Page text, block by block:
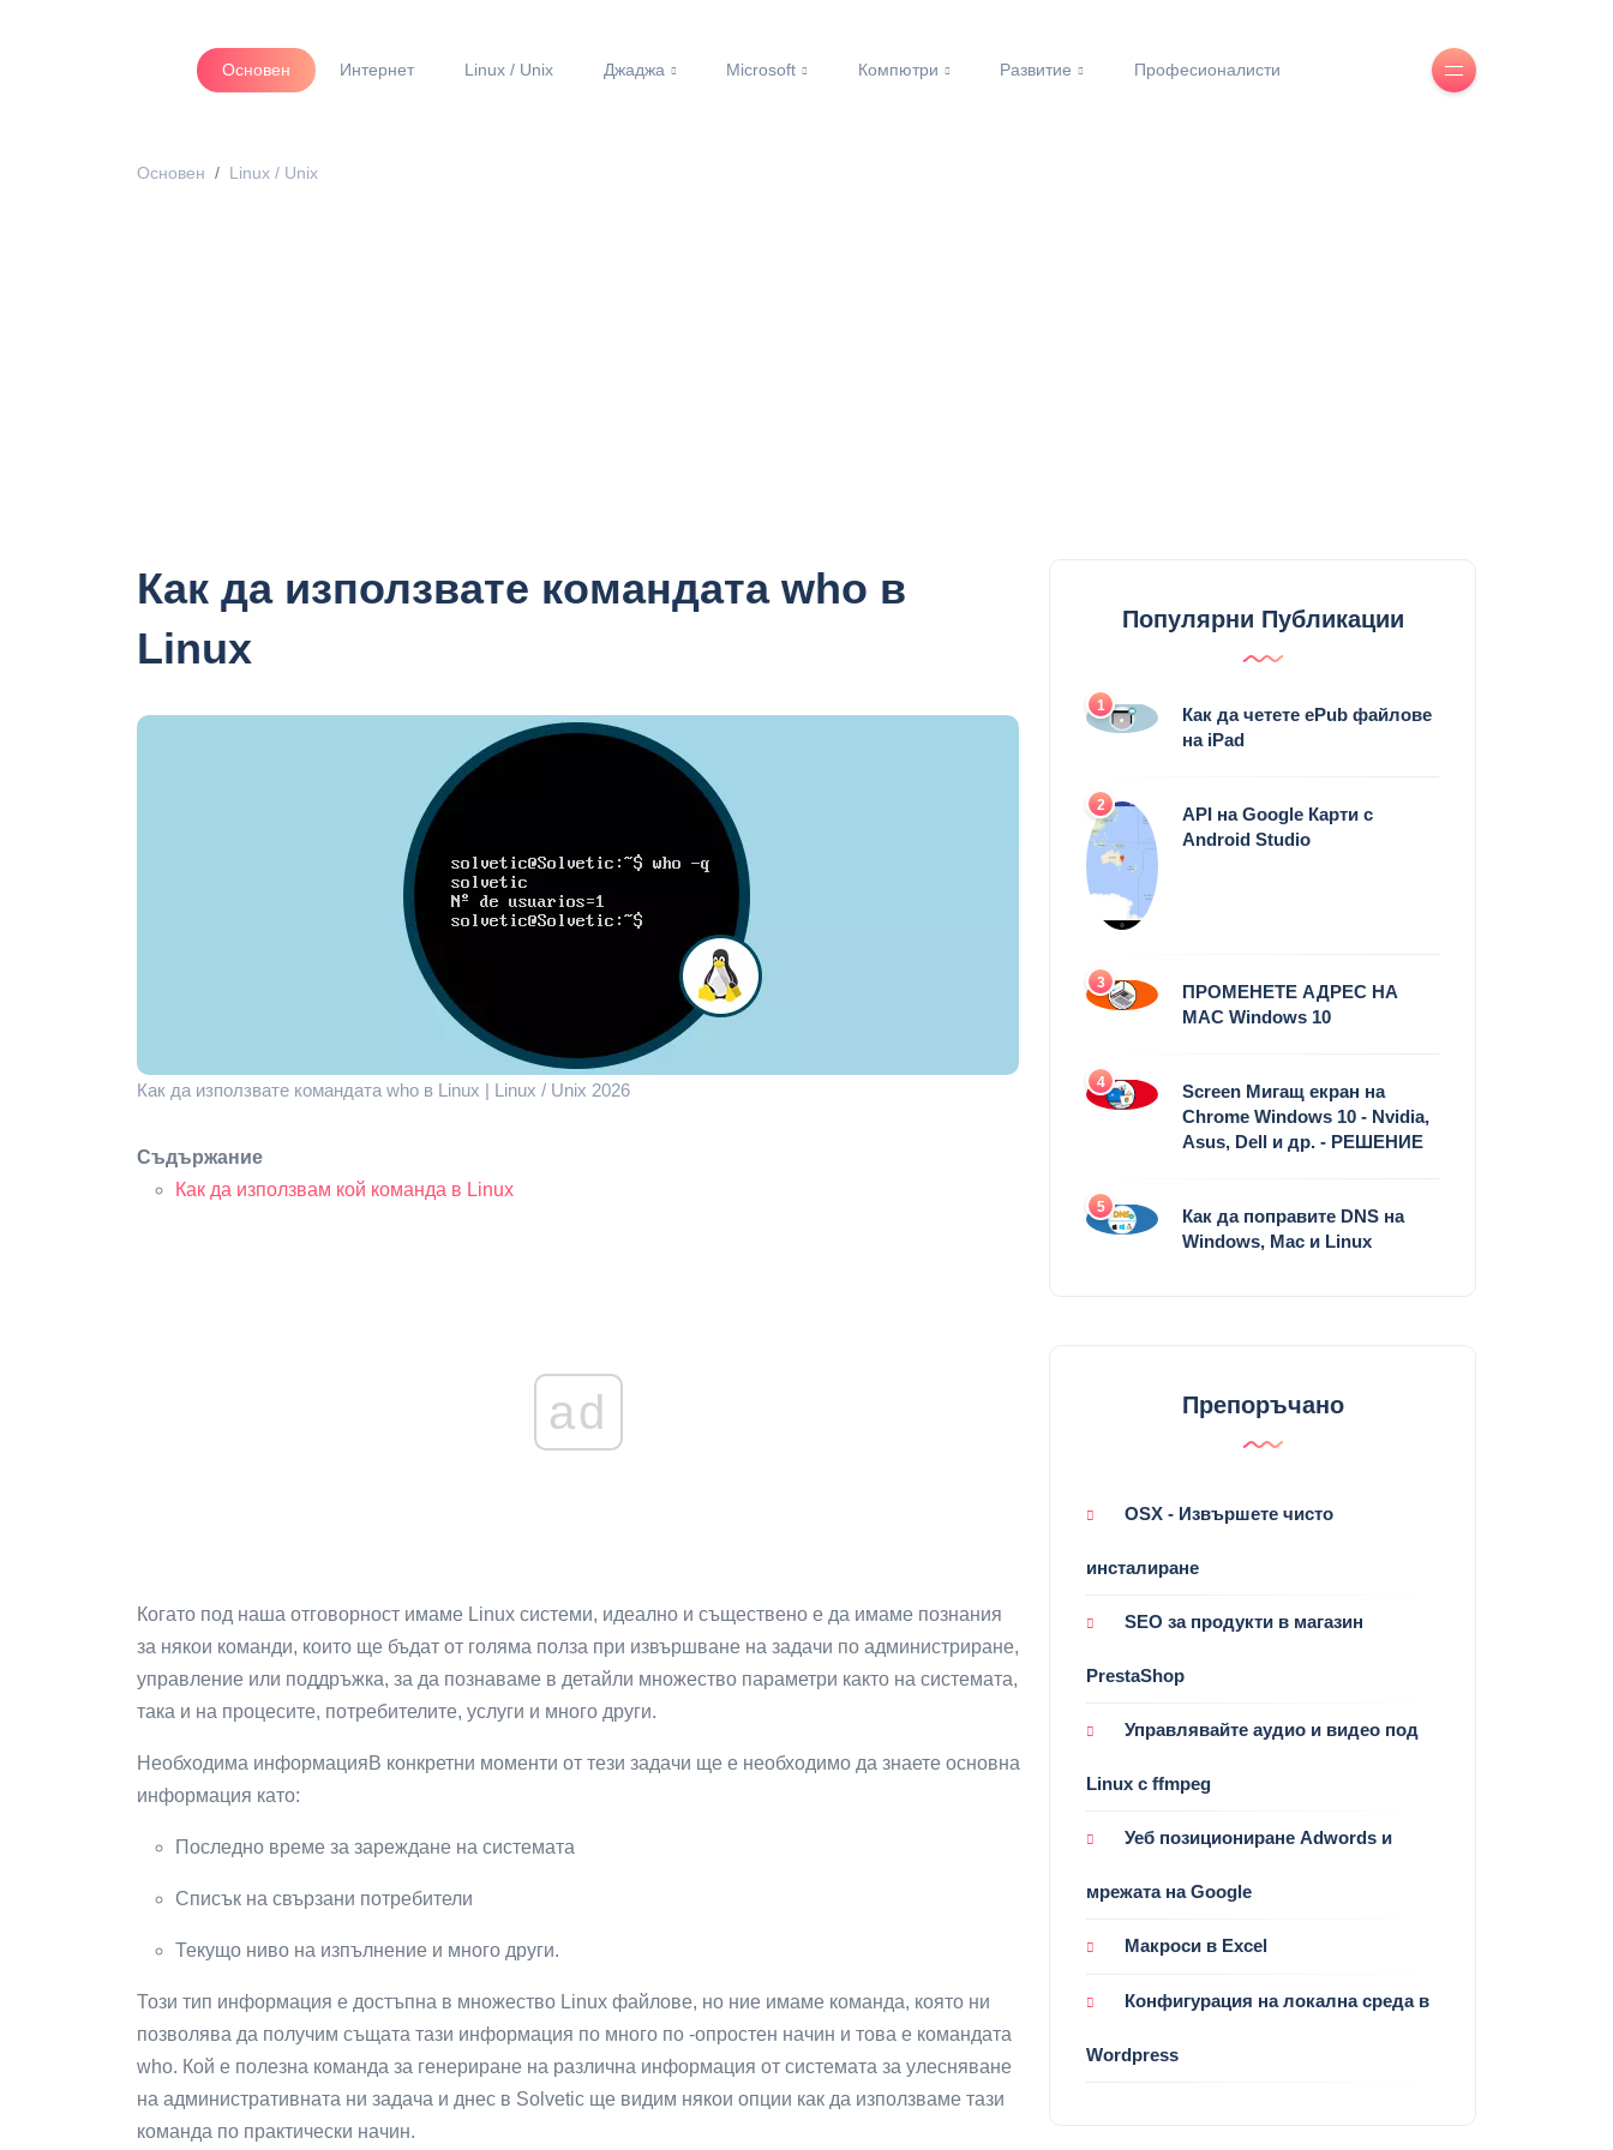
Основен Интернет Linux / Unix Джаджа Microsoft Компютри Развитие Професионалисти
Основен Linux / Unix
Как да използвате командата who в
Linux
Как да използвате командата who в Linux | Linux / Unix 2026
Съдържание
Как да използвам кой команда в Linux
ad
Когато под наша отговорност имаме Linux системи, идеално и съществено е да имаме познания
за някои команди, които ще бъдат от голяма полза при извършване на задачи по администриране,
управление или поддръжка, за да познаваме в детайли множество параметри както на системата,
така и на процесите, потребителите, услуги и много други.
Необходима информацияВ конкретни моменти от тези задачи ще е необходимо да знаете основна
информация като:
Последно време за зареждане на системата
Списък на свързани потребители
Текущо ниво на изпълнение и много други.
Този тип информация е достъпна в множество Linux файлове, но ние имаме команда, която ни
позволява да получим същата тази информация по много по -опростен начин и това е командата
who. Кой е полезна команда за генериране на различна информация от системата за улесняване
на административната ни задача и днес в Solvetic ще видим някои опции как да използваме тази
команда по практически начин.
Популярни Публикации
1
Как да четете ePub файлове
на iPad
2
API на Google Карти с
Android Studio
3
ПРОМЕНЕТЕ АДРЕС НА
MAC Windows 10
4
Screen Мигащ екран на
Chrome Windows 10 - Nvidia,
Asus, Dell и др. - РЕШЕНИЕ
5
Как да поправите DNS на
Windows, Mac и Linux
Препоръчано
OSX - Извършете чисто
инсталиране
SEO за продукти в магазин
PrestaShop
Управлявайте аудио и видео под
Linux с ffmpeg
Уеб позициониране Adwords и
мрежата на Google
Макроси в Excel
Конфигурация на локална среда в
Wordpress